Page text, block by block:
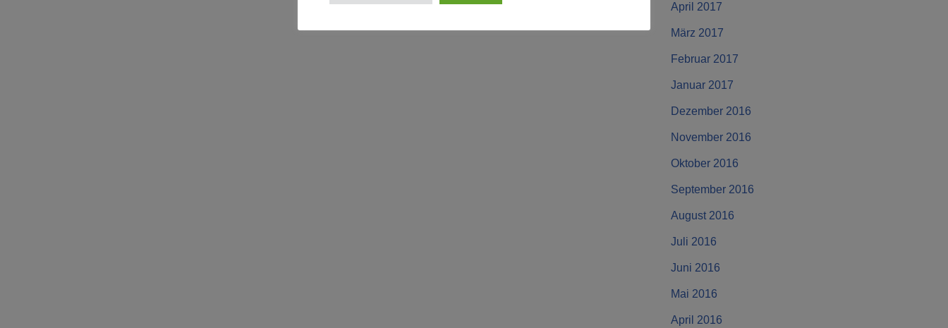
April 2017
März 2017
Februar 2017
Januar 2017
Dezember 2016
November 2016
Oktober 2016
September 2016
August 2016
Juli 2016
Juni 2016
Mai 2016
April 2016